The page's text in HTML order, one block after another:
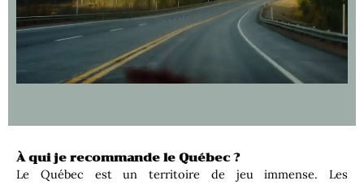
À qui je recommande le Québec ?
Le Québec est un territoire de jeu immense. Les